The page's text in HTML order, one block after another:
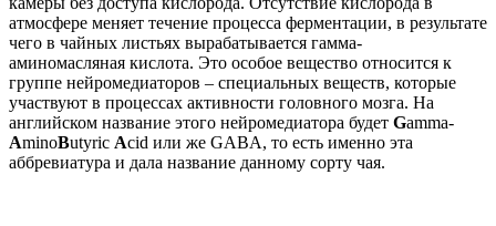
атмосфере меняет течение процесса ферментации, в результате
чего в чайных листьях вырабатывается гамма-
аминомасляная кислота. Это особое вещество относится к
группе нейромедиаторов – специальных веществ, которые
участвуют в процессах активности головного мозга. На
английском название этого нейромедиатора будет Gamma-
AminoButyric Acid или же GABA, то есть именно эта
аббревиатура и дала название данному сорту чая.